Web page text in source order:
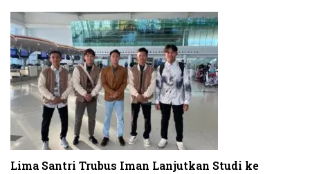
Lima Santri Trubus Iman Lanjutkan Studi ke